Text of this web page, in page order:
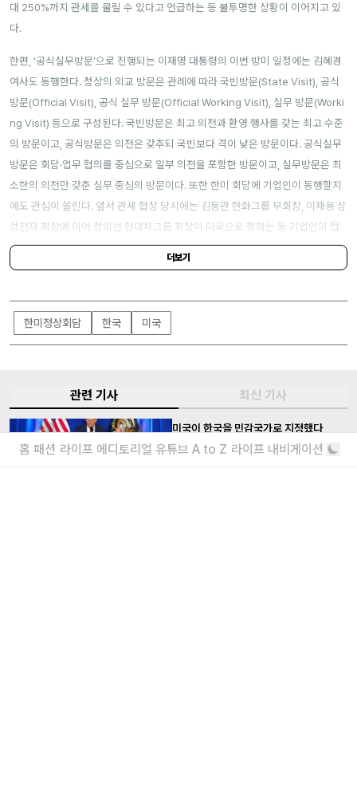
대 250%까지 관세를 물릴 수 있다고 언급하는 등 불투명한 상황이 이어지고 있
다.
한편, ‘공식실무방문’으로 진행되는 이재명 대통령의 이번 방미 일정에는 김혜경
여사도 동행한다. 정상의 외교 방문은 관례에 따라 국빈방문(State Visit), 공식
방문(Official Visit), 공식 실무 방문(Official Working Visit), 실무 방문(Worki
ng Visit) 등으로 구성된다. 국빈방문은 최고 의전과 환영 행사를 갖는 최고 수준
의 방문이고, 공식방문은 의전은 갖추되 국빈보다 격이 낮은 방문이다. 공식실무
방문은 회담·업무 협의를 중심으로 일부 의전을 포함한 방문이고, 실무방문은 최
소한의 의전만 갖춘 실무 중심의 방문이다. 또한 한미 회담에 기업인이 동행할지
에도 관심이 쏠린다. 앞서 관세 협상 당시에는 김동관 한화그룹 부회장, 이재용 삼
성전자 회장에 이어 정의선 현대차그룹 회장이 미국으로 향하는 등 기업인의 협
상 측면 지원 움직임이 이어졌다. 이재용 회장은 관세 협상 이후에도 미국에 머무
는 것으로 알려졌다.
더보기
한미정상회담 한국 미국
관련 기사 최신 기사
미국이 한국을 민감국가로 지정했다
탄핵으로 인한?
홈 패션 라이프 에디토리얼 유튜브 A to Z 라이프 내비게이션